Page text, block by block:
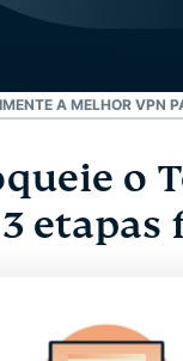
A MELHOR VPN
Telegram em 3
é bloqueado?
o
etapas